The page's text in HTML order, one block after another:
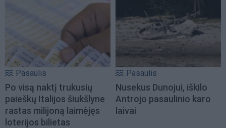
Pasaulis
Po visą naktį trukusių
paieškų Italijos šiukšlyne
rastas milijoną laimėjęs
loterijos bilietas
Pasaulis
Nusekus Dunojui, iškilo
Antrojo pasaulinio karo
laivai